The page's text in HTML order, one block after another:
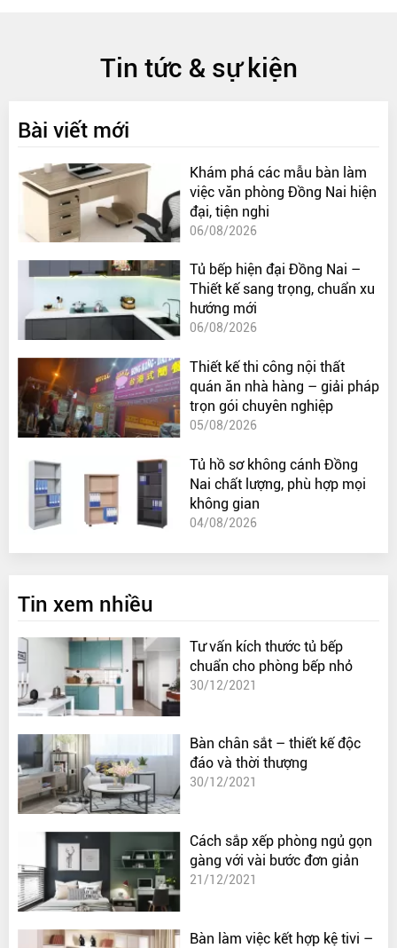
Tin tức & sự kiện
Bài viết mới
Khám phá các mẫu bàn làm
việc văn phòng Đồng Nai hiện
đại, tiện nghi
06/08/2026
Tủ bếp hiện đại Đồng Nai –
Thiết kế sang trọng, chuẩn xu
hướng mới
06/08/2026
Thiết kế thi công nội thất
quán ăn nhà hàng – giải pháp
trọn gói chuyên nghiệp
05/08/2026
Tủ hồ sơ không cánh Đồng
Nai chất lượng, phù hợp mọi
không gian
04/08/2026
Tin xem nhiều
Tư vấn kích thước tủ bếp
chuẩn cho phòng bếp nhỏ
30/12/2021
Bàn chân sắt – thiết kế độc
đáo và thời thượng
30/12/2021
Cách sắp xếp phòng ngủ gọn
gàng với vài bước đơn giản
21/12/2021
Bàn làm việc kết hợp kệ tivi –